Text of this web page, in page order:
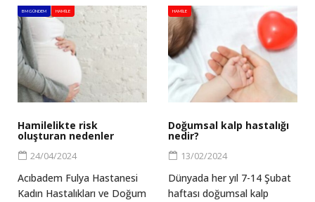
BM GÜNDEM HAMILE
Hamilelikte risk
oluşturan nedenler
24/04/2024
Acıbadem Fulya Hastanesi
Kadın Hastalıkları ve Doğum
HAMILE
Doğumsal kalp hastalığı
nedir?
13/02/2024
Dünyada her yıl 7-14 Şubat
haftası doğumsal kalp